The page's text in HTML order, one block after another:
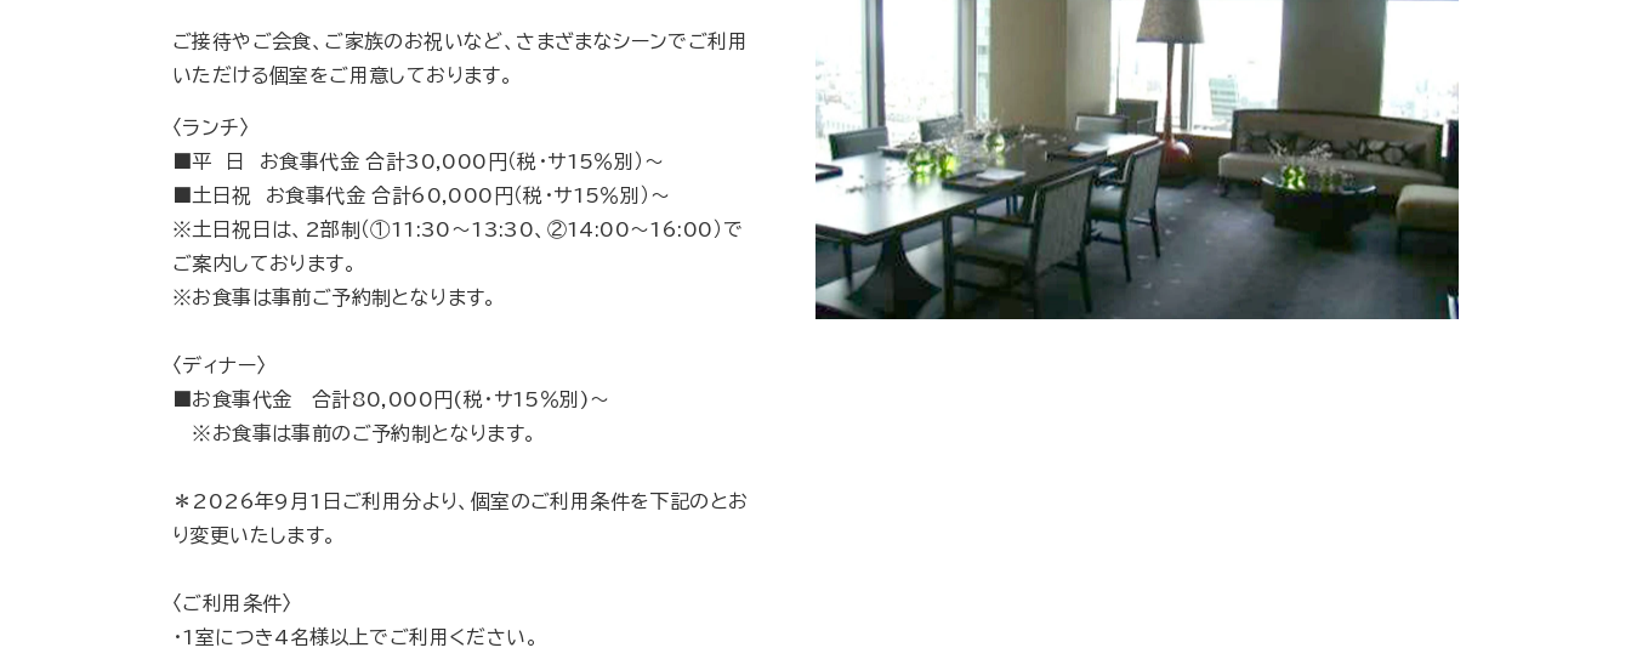
ご接待やご会食、ご家族のお祝いなど、さまざまなシーンでご利用
いただける個室をご用意しております。
〈ランチ〉
■平 日 お食事代金 合計30,000円（税・サ15％別）～
■土日祝 お食事代金 合計60,000円（税・サ15％別）～
※土日祝日は、2部制（①11:30～13:30、②14:00～16:00）で
ご案内しております。
※お食事は事前ご予約制となります。
〈ディナー〉
■お食事代金 合計80,000円(税・サ15％別)～
※お食事は事前のご予約制となります。
＊2026年9月1日ご利用分より、個室のご利用条件を下記のとお
り変更いたします。
〈ご利用条件〉
・1室につき4名様以上でご利用ください。